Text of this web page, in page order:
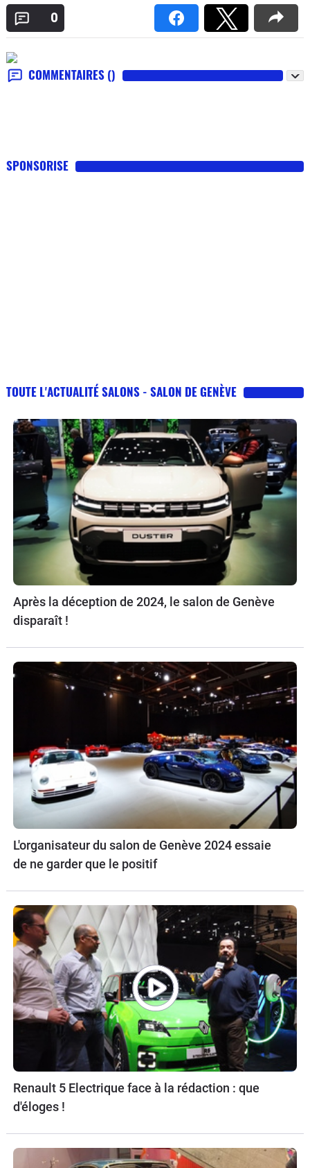
0
COMMENTAIRES ()
SPONSORISE
TOUTE L'ACTUALITÉ SALONS - SALON DE GENÈVE
Après la déception de 2024, le salon de Genève
disparaît !
L'organisateur du salon de Genève 2024 essaie
de ne garder que le positif
Renault 5 Electrique face à la rédaction : que
d'éloges !